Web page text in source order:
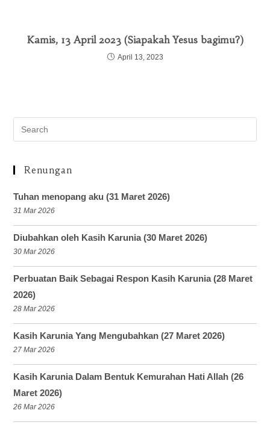
Kamis, 13 April 2023 (Siapakah Yesus bagimu?)
April 13, 2023
Renungan
Tuhan menopang aku (31 Maret 2026)
31 Mar 2026
Diubahkan oleh Kasih Karunia (30 Maret 2026)
30 Mar 2026
Perbuatan Baik Sebagai Respon Kasih Karunia (28 Maret
2026)
28 Mar 2026
Kasih Karunia Yang Mengubahkan (27 Maret 2026)
27 Mar 2026
Kasih Karunia Dalam Bentuk Kemurahan Hati Allah (26
Maret 2026)
26 Mar 2026